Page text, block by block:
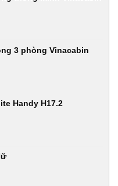
3 phòng Vinacabin
Handy H17.2